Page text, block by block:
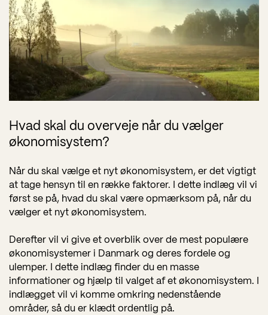
Hvad skal du overveje når du vælger
økonomisystem?
Når du skal vælge et nyt økonomisystem, er det vigtigt
at tage hensyn til en række faktorer. I dette indlæg vil vi
først se på, hvad du skal være opmærksom på, når du
vælger et nyt økonomisystem.
Derefter vil vi give et overblik over de mest populære
økonomisystemer i Danmark og deres fordele og
ulemper. I dette indlæg finder du en masse
informationer og hjælp til valget af et økonomisystem. I
indlægget vil vi komme omkring nedenstående
områder, så du er klædt ordentlig på.